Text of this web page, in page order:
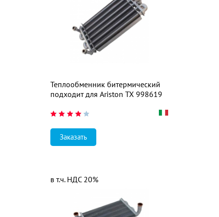
Теплообменник битермический
подходит для Ariston TX 998619
Заказать
в т.ч. НДС 20%